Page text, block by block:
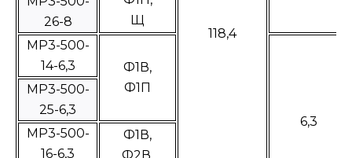
118,4
Щ
26-8
МР3-500-
14-6,3
Ф1В,
Ф1П
6,3
МР3-500-
25-6,3
МР3-500-
16-6,3
Ф1В,